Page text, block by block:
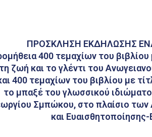
ΠΡΟΣΚΛΗΣΗ ΕΚΔΗΛΩΣΗΣ
400 τεμαχίων του βιβλίου
ζωή και το γλέντι του
400 τεμαχίων του βιβλίου με
το μπαξέ του γλωσσικού
Σμπώκου, στο πλαίσιο
και